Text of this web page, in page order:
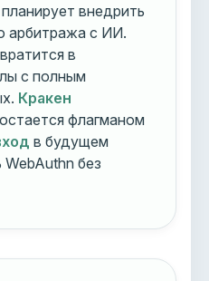
планирует внедрить
арбитража с ИИ.
в
с полным
Кракен
остается флагманом
в будущем
без